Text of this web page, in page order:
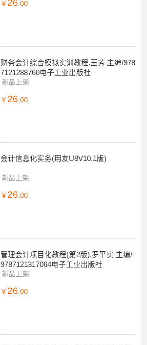
￥ 26.00
财务会计综合模拟实训教程.王芳 主编/978
7121288760电子工业出版社
新品上架
￥ 26 .00
会计信息化实务(用友U8V10.1版)
新品上架
￥ 26.00
管理会计项目化教程(第2版).罗平实 主编/
9787121317064电子工业出版社
新品上架
￥ 26 .00